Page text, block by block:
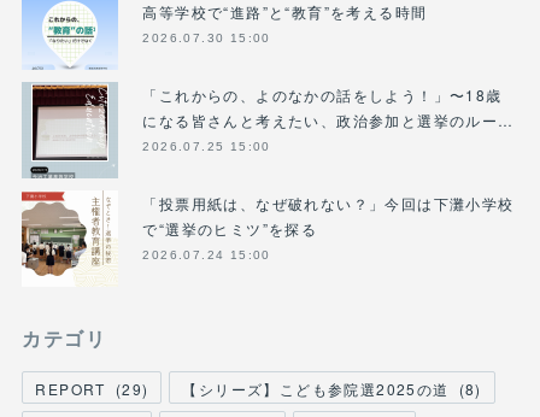
高等学校で“進路”と“教育”を考える時間
2026.07.30 15:00
「これからの、よのなかの話をしよう！」〜18歳
になる皆さんと考えたい、政治参加と選挙のルー…
2026.07.25 15:00
「投票用紙は、なぜ破れない？」今回は下灘小学校
で“選挙のヒミツ”を探る
2026.07.24 15:00
カテゴリ
REPORT (29) 【シリーズ】こども参院選2025の道 (8)